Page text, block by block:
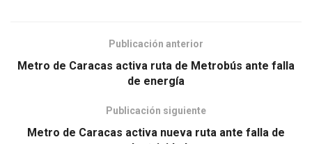
Publicación anterior
Metro de Caracas activa ruta de Metrobús ante falla
de energía
Publicación siguiente
Metro de Caracas activa nueva ruta ante falla de